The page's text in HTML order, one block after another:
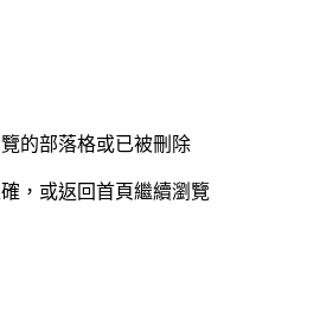
的部落格或已被刪除
，或返回首頁繼續瀏覽